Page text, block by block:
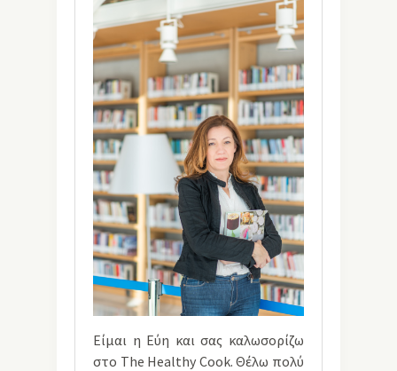
Είμαι η Εύη και σας καλωσορίζω
στο The Healthy Cook. Θέλω πολύ